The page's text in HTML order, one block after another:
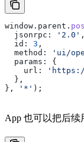
window . parent .
  jsonrpc:
'2.0' ,
  id:
3 ,
  method:
'ui/
  params:
{
    url:
'https://
  },
},
'*' );
App 也可以把后续